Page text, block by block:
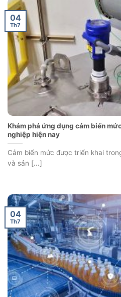
Khám phá ứng dụng cảm biến
nghiệp hiện nay
Cảm biến mức được triển khai
và sản [...]
04
Th7
04
Th7